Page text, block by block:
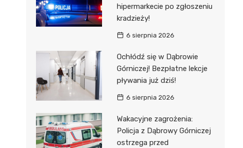
hipermarkecie po zgłoszeniu
kradzieży!
6 sierpnia 2026
Ochłódź się w Dąbrowie
Górniczej! Bezpłatne lekcje
pływania już dziś!
6 sierpnia 2026
Wakacyjne zagrożenia:
Policja z Dąbrowy Górniczej
ostrzega przed